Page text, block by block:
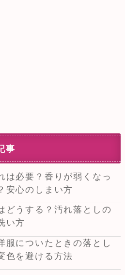
事
は必要？香りが弱くなっ
安心のしまい方
どうする？汚れ落としの
い方
服についたときの落とし
色を避ける方法